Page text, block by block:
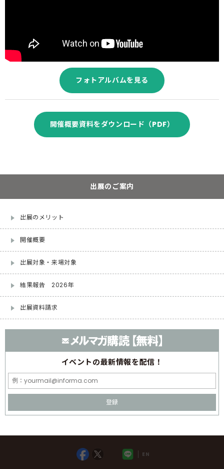
フォトアルバムを見る
開催概要資料をダウンロード（PDF）
出展のご案内
出展のメリット
開催概要
出展対象・来場対象
結果報告 2026年
出展資料請求
イベントの最新情報を配信！
登録
EN